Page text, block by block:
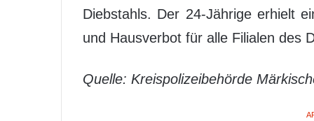
Diebstahls. Der 24-Jährige erhielt
und Hausverbot für alle Filialen des
Quelle: Kreispolizeibehörde